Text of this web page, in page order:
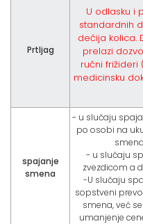
Prtljag
U odlasku i
standardnih
dečija kolica.
prelazi
ručni frižideri
medicinsku
spajanje
smena
- u slučaju
po osobi na
- u slučaju
zvezdicom a
-U slučaju
sopstveni
smena, već
umanjenje